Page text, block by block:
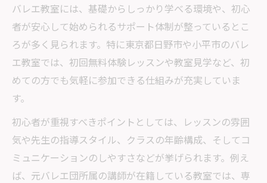
初心者が注意したいバレエ教室の私語マナ
ー
バレエ教室の挨拶や服装マナーをチェック
日野市で学ぶバレエ教室の雰囲気を体験す
バレエ教室が子どもに合うか見極める基準
バレエに向いている子どもの特徴を解説
子どもがバレエ教室で伸びる環境選びのポ
バレエ教室には、基礎からしっかり学べる環境や、初心
者が安心して始められるサポート体制が整っているとこ
ろが多く見られます。特に東京都日野市や小平市のバレ
エ教室では、初回無料体験レッスンや教室見学など、初
めての方でも気軽に参加できる仕組みが充実していま
す。
初心者が重視すべきポイントとしては、レッスンの雰囲
気や先生の指導スタイル、クラスの年齢構成、そしてコ
ミュニケーションのしやすさなどが挙げられます。例え
ば、元バレエ団所属の講師が在籍している教室では、専